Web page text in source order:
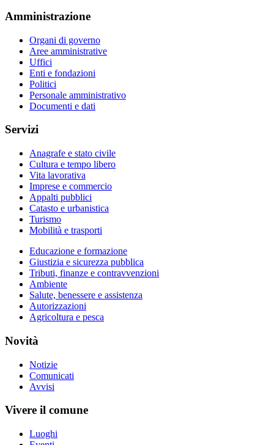
Amministrazione
Organi di governo
Aree amministrative
Uffici
Enti e fondazioni
Politici
Personale amministrativo
Documenti e dati
Servizi
Anagrafe e stato civile
Cultura e tempo libero
Vita lavorativa
Imprese e commercio
Appalti pubblici
Catasto e urbanistica
Turismo
Mobilità e trasporti
Educazione e formazione
Giustizia e sicurezza pubblica
Tributi, finanze e contravvenzioni
Ambiente
Salute, benessere e assistenza
Autorizzazioni
Agricoltura e pesca
Novità
Notizie
Comunicati
Avvisi
Vivere il comune
Luoghi